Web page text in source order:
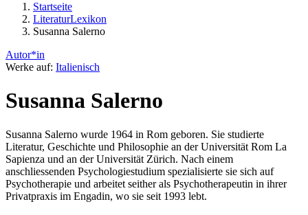
Startseite
LiteraturLexikon
Susanna Salerno
Autor*in
Werke auf: Italienisch
Susanna Salerno
Susanna Salerno wurde 1964 in Rom geboren. Sie studierte
Literatur, Geschichte und Philosophie an der Universität Rom La
Sapienza und an der Universität Zürich. Nach einem
anschliessenden Psychologiestudium spezialisierte sie sich auf
Psychotherapie und arbeitet seither als Psychotherapeutin in ihrer
Privatpraxis im Engadin, wo sie seit 1993 lebt.